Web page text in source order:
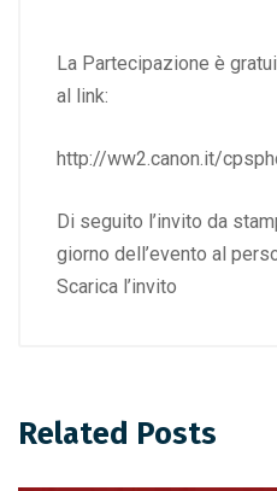
La Partecipazione è
al link:
http://ww2.canon.it/
Di seguito l’invito da
giorno dell’evento al
Scarica l’invito
Related Posts